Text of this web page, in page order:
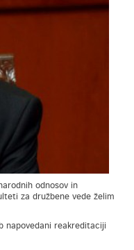
odnosov in
za družbene vede želim
napovedani reakreditaciji